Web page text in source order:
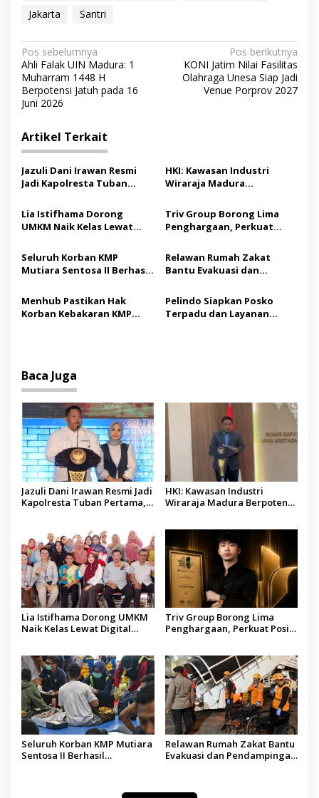
Jakarta Santri
N
a
v
i
g
a
s
i
p
o
s
Pos sebelumnya
Ahli Falak UIN Madura: 1
Muharram 1448 H
Berpotensi Jatuh pada 16
Juni 2026
Pos berikutnya
KONI Jatim Nilai Fasilitas
Olahraga Unesa Siap Jadi
Venue Porprov 2027
Artikel Terkait
Jazuli Dani Irawan Resmi
Jadi Kapolresta Tuban
Harkamtibmas
HKI: Kawasan Industri
Wiraraja Madura
Pertumbuhan Ekonomi
Baru
Lia Istifhama Dorong
UMKM Naik Kelas Lewat
Soroti Pemberdayaan
Difabel
Triv Group Borong Lima
Penghargaan, Perkuat
Aset Digital Terpercaya
Seluruh Korban KMP
Mutiara Sentosa II Berhasil
Audit Operator Kapal
Relawan Rumah Zakat
Bantu Evakuasi dan
Kebakaran KMP Mutiara
Sentosa II
Menhub Pastikan Hak
Korban Kebakaran KMP
Pelindo Siapkan Posko
Terpadu dan Layanan
Baca Juga
Jazuli Dani Irawan Resmi Jadi
Kapolresta Tuban Pertama,
HKI: Kawasan Industri
Wiraraja Madura Berpotensi
Lia Istifhama Dorong UMKM
Naik Kelas Lewat Digital
Triv Group Borong Lima
Penghargaan, Perkuat Posisi
Seluruh Korban KMP Mutiara
Sentosa II Berhasil
Relawan Rumah Zakat Bantu
Evakuasi dan Pendampingan